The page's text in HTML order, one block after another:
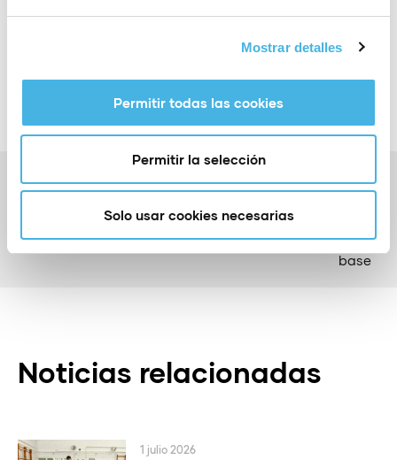
Mostrar detalles
Permitir todas las cookies
Permitir la selección
Solo usar cookies necesarias
Anterior
Volei Grau Castelló: formación en valores desde la
base
Noticias relacionadas
1 julio 2026